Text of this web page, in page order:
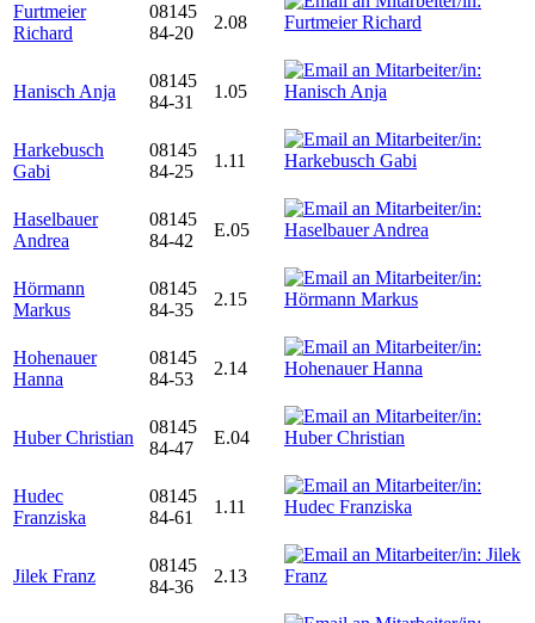
Furtmeier
Richard
08145
84-20
2.08
Hanisch Anja
08145
84-31
1.05
Harkebusch
Gabi
08145
84-25
1.11
Haselbauer
Andrea
08145
84-42
E.05
Hörmann
Markus
08145
84-35
2.15
Hohenauer
Hanna
08145
84-53
2.14
Huber Christian
08145
84-47
E.04
Hudec
Franziska
08145
84-61
1.11
Jilek Franz
08145
84-36
2.13